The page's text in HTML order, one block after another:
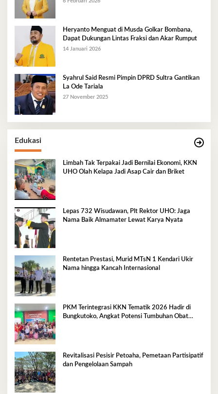
Heryanto Menguat di Musda Golkar Bombana,
Dapat Dukungan Lintas Fraksi dan Akar Rumput
14 Januari 2026
Syahrul Said Resmi Pimpin DPRD Sultra Gantikan
La Ode Tariala
27 November 2025
Edukasi
Limbah Tak Terpakai Jadi Bernilai Ekonomi, KKN
UHO Olah Kelapa Jadi Asap Cair dan Briket
Lepas 732 Wisudawan, Plt Rektor UHO: Jaga
Nama Baik Almamater Lewat Karya Nyata
Rentetan Prestasi, Murid MTsN 1 Kendari Ukir
Nama hingga Kancah Internasional
PKM Terintegrasi KKN Tematik 2026 Hadir di
Bungkutoko, Angkat Potensi Tumbuhan Obat
Revitalisasi Pesisir Petoaha, Pemetaan Partisipatif
dan Pengelolaan Sampah